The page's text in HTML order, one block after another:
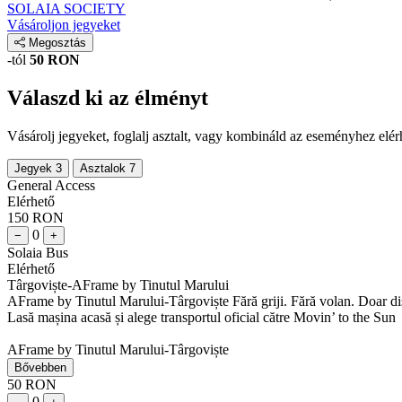
SOLAIA SOCIETY
Vásároljon jegyeket
Megosztás
-tól 50 RON
Válaszd ki az élményt
Vásárolj jegyeket, foglalj asztalt, vagy kombináld az eseményhez
Jegyek 3 Asztalok 7
General Access
Elérhető
150 RON
− 0 +
Solaia Bus
Elérhető
Târgoviște-AFrame by Tinutul Marului
AFrame by Tinutul Marului-Târgoviște Fără griji. Fără volan. Doar
Lasă mașina acasă și alege transportul oficial către Movin’ to the Sun
AFrame by Tinutul Marului-Târgoviște
Bővebben
50 RON